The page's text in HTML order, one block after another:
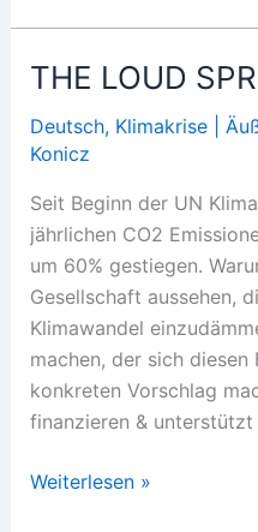
Transformation
THE LOUD
Deutsch, Klimakrise |
Konicz
Seit Beginn der UN
jährlichen CO2
um 60% gestiegen.
Gesellschaft aussehen,
Klimawandel
machen, der sich diesen
konkreten Vorschlag
finanzieren & unterstützt
THE
Weiterlesen »